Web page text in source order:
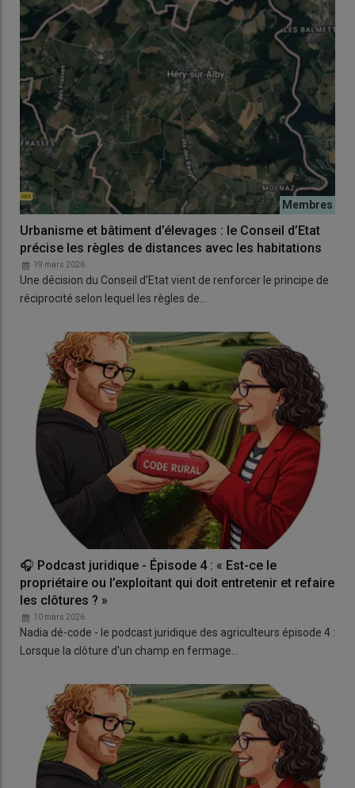
Urbanisme et bâtiment d’élevages : le Conseil d’Etat
précise les règles de distances avec les habitations
19 mars 2026
Une décision du Conseil d’Etat vient de renforcer le principe de
réciprocité selon lequel les règles de…
🎧 Podcast juridique - Épisode 4 : « Est-ce le
propriétaire ou l’exploitant qui doit entretenir et refaire
les clôtures ? »
10 mars 2026
Nadia dé-code - le podcast juridique des agriculteurs épisode 4 :
Lorsque la clôture d'un champ en fermage…